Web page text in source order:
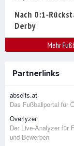
Nach 0:1-
Derby
Mehr
Partnerlinks
abseits.at
Das Fußballportal für
Overlyzer
Der Live-Analyzer für
und Bewerben